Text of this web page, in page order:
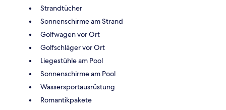
Strandtücher
Sonnenschirme am Strand
Golfwagen vor Ort
Golfschläger vor Ort
Liegestühle am Pool
Sonnenschirme am Pool
Wassersportausrüstung
Romantikpakete